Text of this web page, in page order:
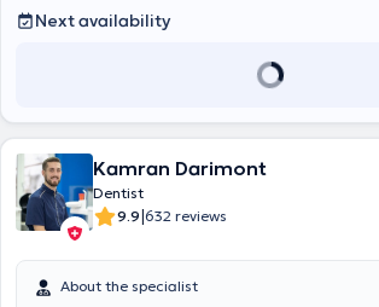
Next availability
Kamran Darimont
Dentist
9.9|632 reviews
About the specialist